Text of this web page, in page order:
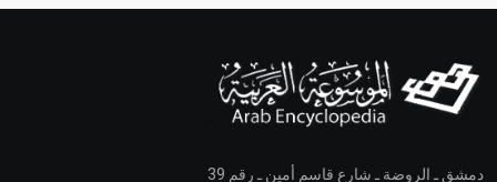
دمشق ـ الروضة ـ شارع قاسم أمين ـ رقم 39